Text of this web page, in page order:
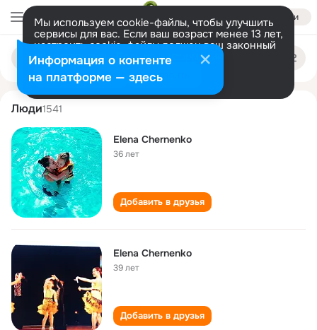
Войти
Мы используем cookie-файлы, чтобы улучшить
сервисы для вас. Если ваш возраст менее 13 лет,
настроить cookie-файлы должен ваш законный
представитель. Больше информации
Разрешить все Настроить
Поиск
людям
elena chernenko
Люди1541
Elena Chernenko
36 лет
Добавить в друзья
Elena Chernenko
39 лет
Добавить в друзья
Информация о контенте
на платформе — здесь